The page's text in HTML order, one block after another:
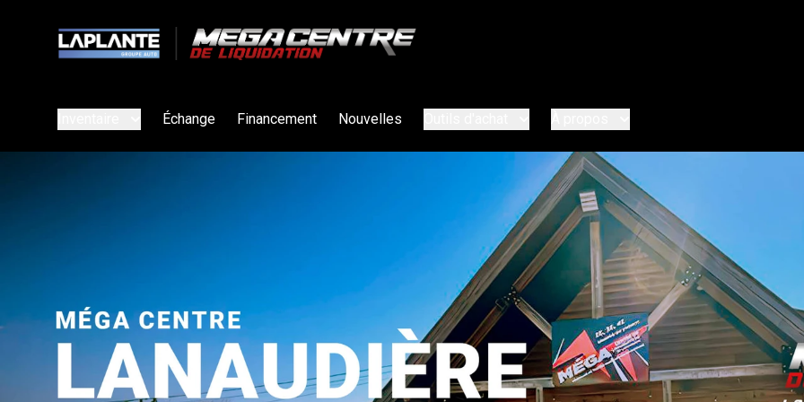
Échange Financement Nouvelles